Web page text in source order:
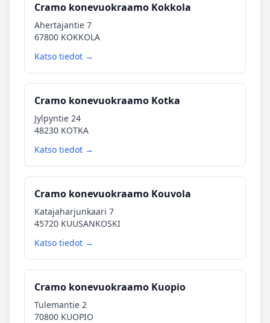
Cramo konevuokraamo Kokkola
Ahertajantie 7
67800 KOKKOLA
Katso tiedot →
Cramo konevuokraamo Kotka
Jylpyntie 24
48230 KOTKA
Katso tiedot →
Cramo konevuokraamo Kouvola
Katajaharjunkaari 7
45720 KUUSANKOSKI
Katso tiedot →
Cramo konevuokraamo Kuopio
Tulemantie 2
70800 KUOPIO